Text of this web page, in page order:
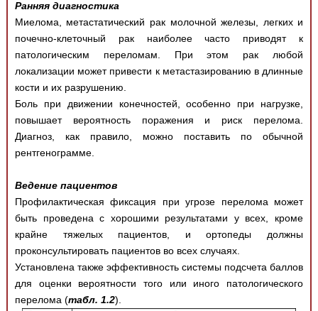
Ранняя диагностика
Миелома, метастатический рак молочной железы, легких и
почечно-клеточный рак наиболее часто приводят к
патологическим переломам. При этом рак любой
локализации может привести к метастазированию в длинные
кости и их разрушению.
Боль при движении конечностей, особенно при нагрузке,
повышает вероятность поражения и риск перелома.
Диагноз, как правило, можно поставить по обычной
рентгенограмме.
Ведение пациентов
Профилактическая фиксация при угрозе перелома может
быть проведена с хорошими результатами у всех, кроме
крайне тяжелых пациентов, и ортопеды должны
проконсультировать пациентов во всех случаях.
Установлена также эффективность системы подсчета баллов
для оценки вероятности того или иного патологического
перелома (табл. 1.2).